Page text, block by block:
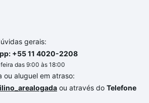
gerais:
+55 11 4020-2208
das 9:00 às 18:00
ou aluguel em atraso:
ou através do Telefone